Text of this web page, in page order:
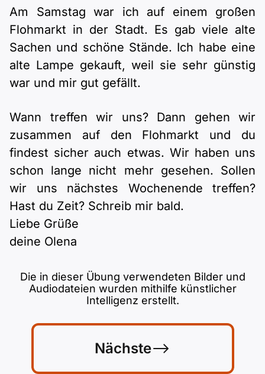
Am Samstag war ich auf einem großen
Flohmarkt in der Stadt. Es gab viele alte
Sachen und schöne Stände. Ich habe eine
alte Lampe gekauft, weil sie sehr günstig
war und mir gut gefällt.
Wann treffen wir uns? Dann gehen wir
zusammen auf den Flohmarkt und du
findest sicher auch etwas. Wir haben uns
schon lange nicht mehr gesehen. Sollen
wir uns nächstes Wochenende treffen?
Hast du Zeit? Schreib mir bald.
Liebe Grüße
deine Olena
Nächste
Die in dieser Übung verwendeten Bilder und
Audiodateien wurden mithilfe künstlicher
Intelligenz erstellt.